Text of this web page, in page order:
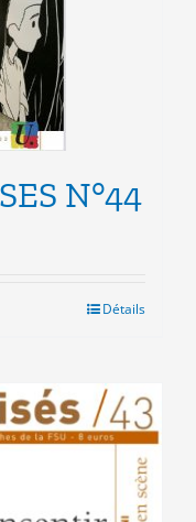
N°44
Détails